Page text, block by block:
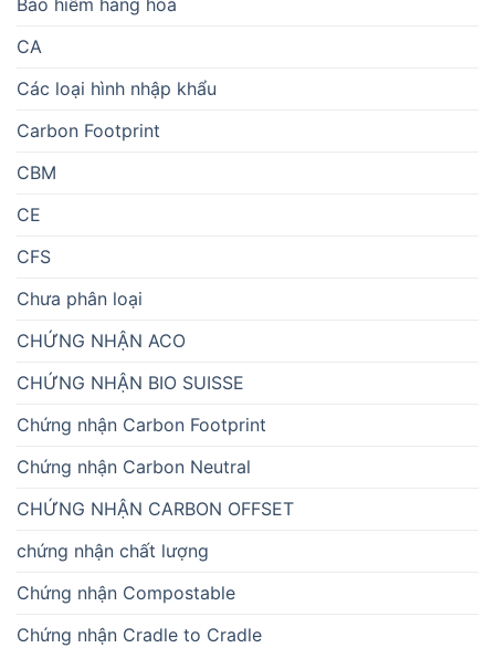
Bảo hiểm hàng hoá
CA
Các loại hình nhập khẩu
Carbon Footprint
CBM
CE
CFS
Chưa phân loại
CHỨNG NHẬN ACO
CHỨNG NHẬN BIO SUISSE
Chứng nhận Carbon Footprint
Chứng nhận Carbon Neutral
CHỨNG NHẬN CARBON OFFSET
chứng nhận chất lượng
Chứng nhận Compostable
Chứng nhận Cradle to Cradle